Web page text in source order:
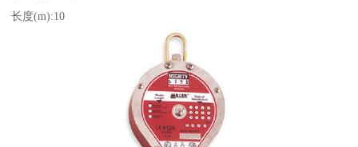
长度(m):10